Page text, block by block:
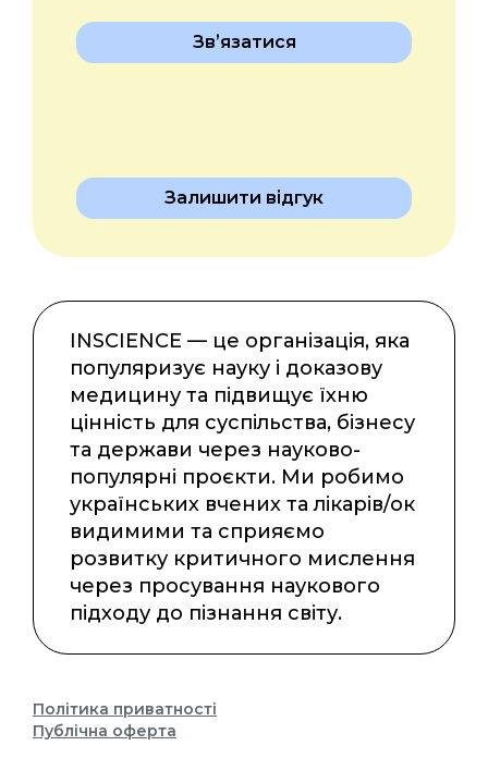
Звʼязатися
Залишити відгук
INSCIENCE — це організація, яка
популяризує науку і доказову
медицину та підвищує їхню
цінність для суспільства, бізнесу
та держави через науково-
популярні проєкти. Ми робимо
українських вчених та лікарів/ок
видимими та сприяємо
розвитку критичного мислення
через просування наукового
підходу до пізнання світу.
Політика приватності
Публічна оферта